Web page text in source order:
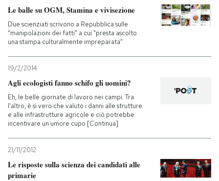
Le balle su OGM, Stamina e vivisezione
Due scienziati scrivono a Repubblica sulle
"manipolazioni dei fatti" a cui "presta ascolto
una stampa culturalmente impreparata"
19/2/2014
Agli ecologisti fanno schifo gli uomini?
Eh, le belle giornate di lavoro nei campi. Tra
l’altro, è sì vero che valuto i danni alle strutture
e alle infrastrutture agricole e ciò potrebbe
incentivare un umore cupo [Continua]
21/11/2012
Le risposte sulla scienza dei candidati alle
primarie